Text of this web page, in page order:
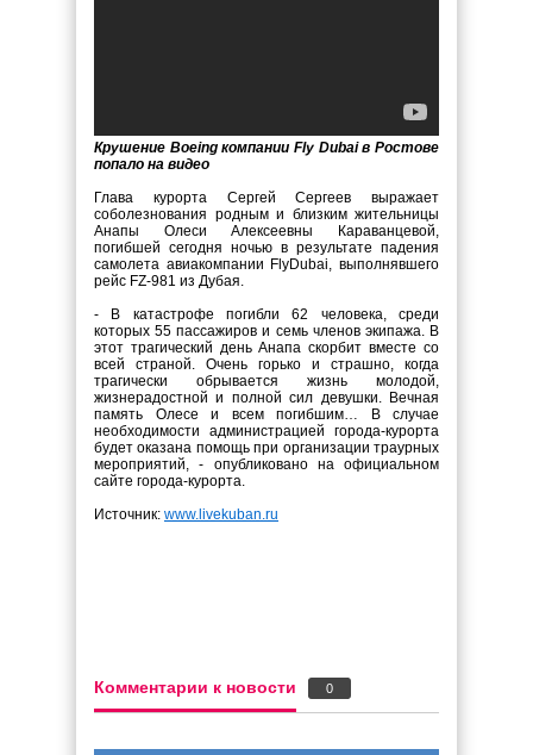
Крушение Boeing компании Fly Dubai в Ростове
попало на видео
Глава курорта Сергей Сергеев выражает
соболезнования родным и близким жительницы
Анапы Олеси Алексеевны Караванцевой,
погибшей сегодня ночью в результате падения
самолета авиакомпании FlyDubai, выполнявшего
рейс FZ-981 из Дубая.
- В катастрофе погибли 62 человека, среди
которых 55 пассажиров и семь членов экипажа. В
этот трагический день Анапа скорбит вместе со
всей страной. Очень горько и страшно, когда
трагически обрывается жизнь молодой,
жизнерадостной и полной сил девушки. Вечная
память Олесе и всем погибшим… В случае
необходимости администрацией города-курорта
будет оказана помощь при организации траурных
мероприятий, - опубликовано на официальном
сайте города-курорта.
Источник: www.livekuban.ru
Комментарии к новости 0